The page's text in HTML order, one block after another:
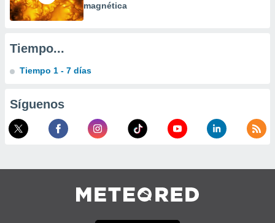
magnética
Tiempo...
Tiempo 1 - 7 días
Síguenos